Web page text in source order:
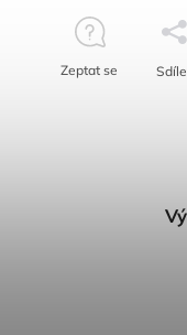
Zeptat se